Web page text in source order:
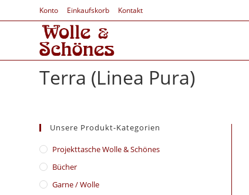
Konto Einkaufskorb Kontakt
Terra (Linea Pura)
Unsere Produkt-Kategorien
​Projekttasche Wolle & Schönes
Bücher
Garne / Wolle